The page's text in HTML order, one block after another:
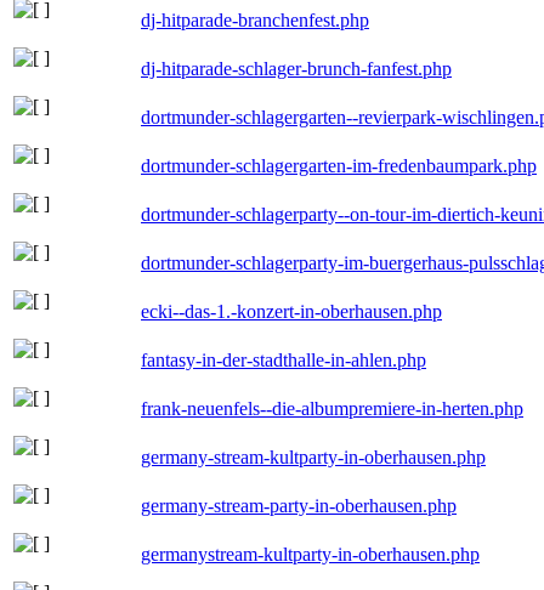
dj-hitparade-branchenfest.php
dj-hitparade-schlager-brunch-fanfest.php
dortmunder-schlagergarten--revierpark-
dortmunder-schlagergarten-im-fredenbaumpark.php
dortmunder-schlagerparty--on-tour-im-diertich-
dortmunder-schlagerparty-im-buergerhaus-
ecki--das-1.-konzert-in-oberhausen.php
fantasy-in-der-stadthalle-in-ahlen.php
frank-neuenfels--die-albumpremiere-in-herten.php
germany-stream-kultparty-in-oberhausen.php
germany-stream-party-in-oberhausen.php
germanystream-kultparty-in-oberhausen.php